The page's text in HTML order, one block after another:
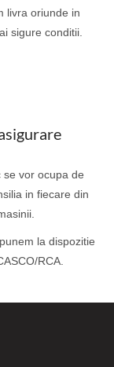
livra oriunde in
sigure conditii.
vor ocupa de
in fiecare din
la dispozitie
RCA.